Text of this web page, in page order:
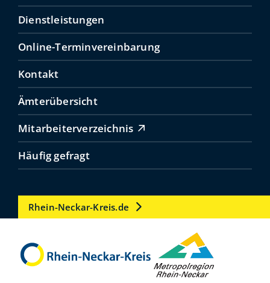
Dienstleistungen
Online-Terminvereinbarung
Kontakt
Ämterübersicht
Mitarbeiterverzeichnis
Häufig gefragt
Rhein-Neckar-Kreis.de